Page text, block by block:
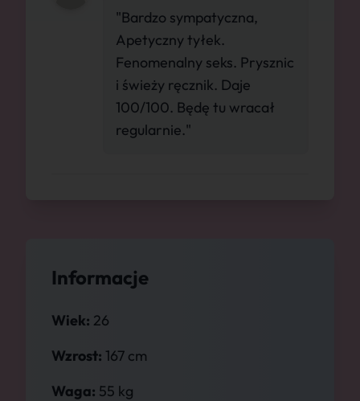
Informacje
Wiek: 26
Wzrost: 167 cm
Waga: 55 kg
"Bardzo sympatyczna,
Apetyczny tyłek.
Fenomenalny seks. Prysznic
i świeży ręcznik. Daje
100/100. Będę tu wracał
regularnie."